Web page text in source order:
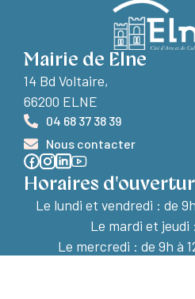
Mairie de Elne
14 Bd Voltaire,
66200 ELNE
04 68 37 38 39
Nous contacter
Horaires
Le lundi et vendredi : de
Le mardi et jeudi
Le mercredi : de 9h à